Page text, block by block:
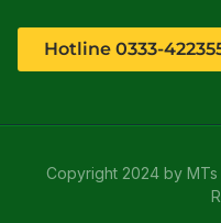
Hotline 0333-
Copyright 2024 by MTs